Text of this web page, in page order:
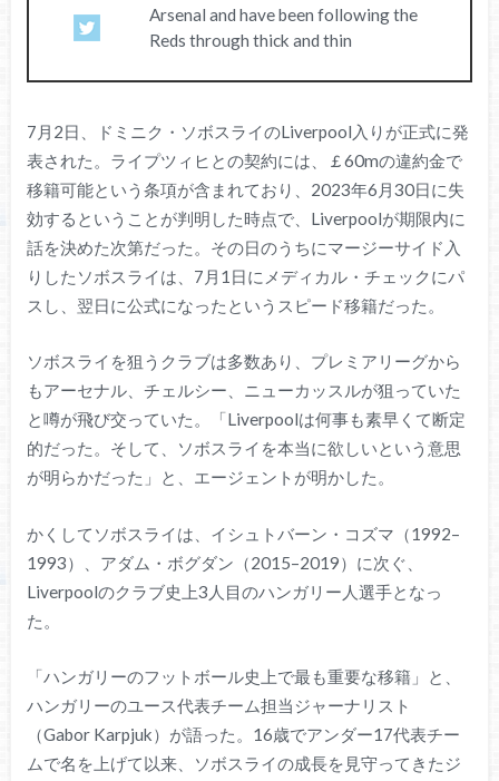
Arsenal and have been following the
Reds through thick and thin
7月2日、ドミニク・ソボスライのLiverpool入りが正式に発
表された。ライプツィヒとの契約には、￡60mの違約金で
移籍可能という条項が含まれており、2023年6月30日に失
効するということが判明した時点で、Liverpoolが期限内に
話を決めた次第だった。その日のうちにマージーサイド入
りしたソボスライは、7月1日にメディカル・チェックにパ
スし、翌日に公式になったというスピード移籍だった。
ソボスライを狙うクラブは多数あり、プレミアリーグから
もアーセナル、チェルシー、ニューカッスルが狙っていた
と噂が飛び交っていた。「Liverpoolは何事も素早くて断定
的だった。そして、ソボスライを本当に欲しいという意思
が明らかだった」と、エージェントが明かした。
かくしてソボスライは、イシュトバーン・コズマ（1992–
1993）、アダム・ボグダン（2015–2019）に次ぐ、
Liverpoolのクラブ史上3人目のハンガリー人選手となっ
た。
「ハンガリーのフットボール史上で最も重要な移籍」と、
ハンガリーのユース代表チーム担当ジャーナリスト
（Gabor Karpjuk）が語った。16歳でアンダー17代表チー
ムで名を上げて以来、ソボスライの成長を見守ってきたジ